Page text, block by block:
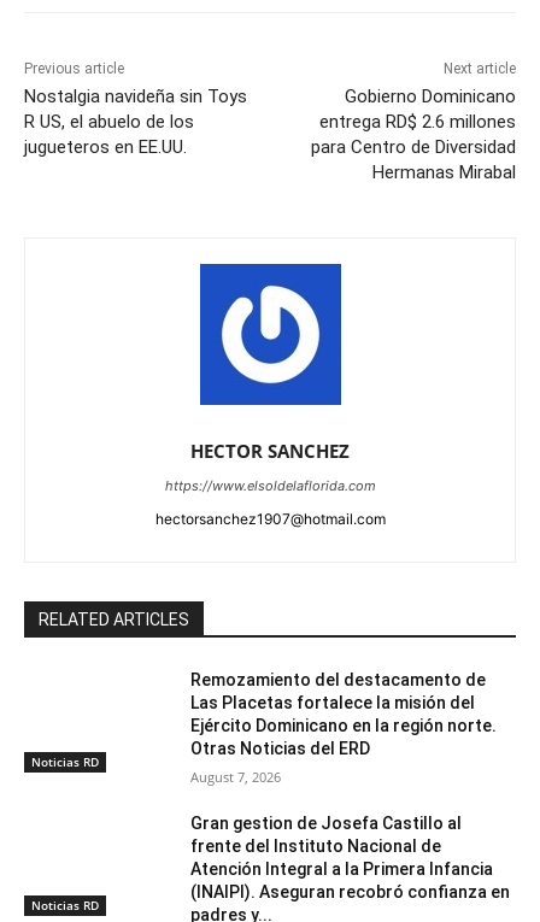
Previous article
Nostalgia navideña sin Toys
R US, el abuelo de los
jugueteros en EE.UU.
Next article
Gobierno Dominicano
entrega RD$ 2.6 millones
para Centro de Diversidad
Hermanas Mirabal
HECTOR SANCHEZ
https://www.elsoldelaflorida.com
hectorsanchez1907@hotmail.com
RELATED ARTICLES
Noticias RD
Remozamiento del destacamento de
Las Placetas fortalece la misión del
Ejército Dominicano en la región norte.
Otras Noticias del ERD
August 7, 2026
Noticias RD
Gran gestion de Josefa Castillo al
frente del Instituto Nacional de
Atención Integral a la Primera Infancia
(INAIPI). Aseguran recobró confianza en
padres y...